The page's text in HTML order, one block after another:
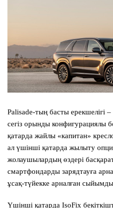
Palisade-тың басты ерекшелігі
сегіз орынды конфигурациялы
қатарда жайлы «капитан»
ал үшінші қатарда жылыту
жолаушылардың өздері
смартфондарды зарядтауға
ұсақ-түйекке арналған
Үшінші қатарда IsoFix